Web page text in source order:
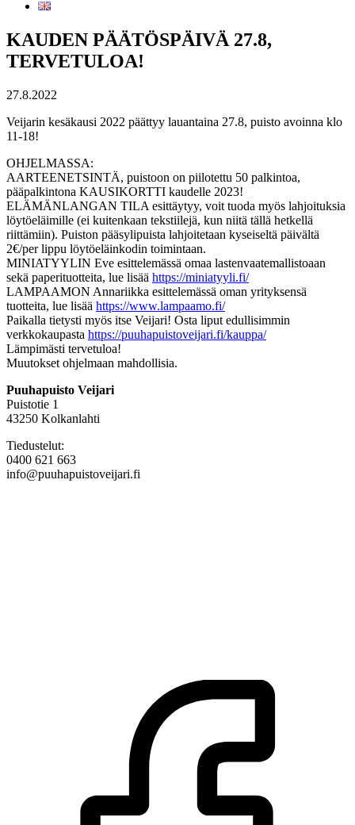
KAUDEN PÄÄTÖSPÄIVÄ 27.8,
TERVETULOA!
27.8.2022
Veijarin kesäkausi 2022 päättyy lauantaina 27.8, puisto avoinna klo
11-18!
OHJELMASSA:
AARTEENETSINTÄ, puistoon on piilotettu 50 palkintoa,
pääpalkintona KAUSIKORTTI kaudelle 2023!
ELÄMÄNLANGAN TILA esittäytyy, voit tuoda myös lahjoituksia
löytöeläimille (ei kuitenkaan tekstiilejä, kun niitä tällä hetkellä
riittämiin). Puiston pääsylipuista lahjoitetaan kyseiseltä päivältä
2€/per lippu löytöeläinkodin toimintaan.
MINIATYYLIN Eve esittelemässä omaa lastenvaatemallistoaan
sekä paperituotteita, lue lisää https://miniatyyli.fi/
LAMPAAMON Annariikka esittelemässä oman yrityksensä
tuotteita, lue lisää https://www.lampaamo.fi/
Paikalla tietysti myös itse Veijari! Osta liput edullisimmin
verkkokaupasta https://puuhapuistoveijari.fi/kauppa/
Lämpimästi tervetuloa!
Muutokset ohjelmaan mahdollisia.
Puuhapuisto Veijari
Puistotie 1
43250 Kolkanlahti
Tiedustelut:
0400 621 663
info@puuhapuistoveijari.fi